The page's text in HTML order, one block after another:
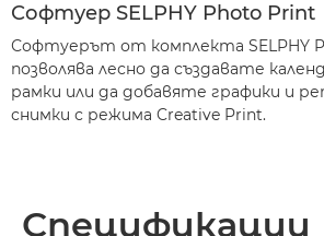
Софтуер SELPHY Photo Print
Софтуерът от комплекта SELPHY
позволява лесно да създавате
рамки или да добавяте графики и
снимки с режима Creative Print.
Спецификации